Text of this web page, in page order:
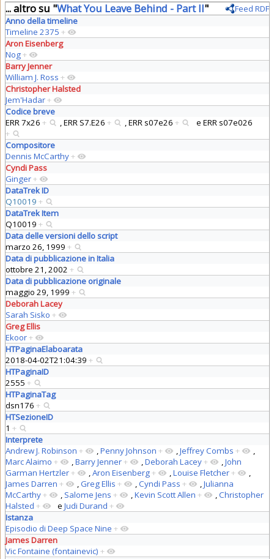
... altro su "What You Leave Behind - Part II"
Feed RDF
Anno della timeline
Timeline 2375 +
Aron Eisenberg
Nog+
Barry Jenner
William J. Ross +
Christopher Halsted
Jem'Hadar+
Codice breve
ERR 7x26 + ,ERR S7.E26 + ,ERR s07e26 + e ERR s07e026
+
Compositore
Dennis McCarthy+
Cyndi Pass
Ginger+
DataTrek ID
Q10019 +
DataTrek Item
Q10019 +
Data delle versioni dello script
marzo 26, 1999 +
Data di pubblicazione in Italia
ottobre 21, 2002 +
Data di pubblicazione originale
maggio 29, 1999 +
Deborah Lacey
Sarah Sisko +
Greg Ellis
Ekoor+
HTPaginaElaboarata
2018-04-02T21:04:39 +
HTPaginaID
2555 +
HTPaginaTag
dsn176 +
HTSezioneID
1 +
Interprete
Andrew J. Robinson + ,Penny Johnson + ,Jeffrey Combs +
,
Marc Alaimo + ,Barry Jenner+ ,Deborah Lacey+ ,John
Garman Hertzler+ ,Aron Eisenberg+ ,Louise Fletcher+
,
James Darren + ,Greg Ellis + ,Cyndi Pass + ,Julianna
McCarthy+ , Salome Jens + ,Kevin Scott Allen + ,Christopher
Halsted + e Judi Durand +
Istanza
Episodio di Deep Space Nine +
James Darren
Vic Fontaine (fontainevic) +